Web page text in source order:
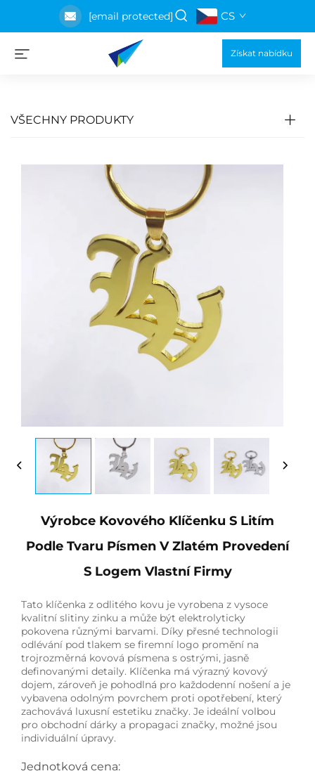
[email protected] CS
Získat nabídku
VŠECHNY PRODUKTY
Výrobce Kovového Klíčenku S Litím
Podle Tvaru Písmen V Zlatém Provedení
S Logem Vlastní Firmy
Tato klíčenka z odlitého kovu je vyrobena z vysoce
kvalitní slitiny zinku a může být elektrolyticky
pokovena různými barvami. Díky přesné technologii
odlévání pod tlakem se firemní logo promění na
trojrozměrná kovová písmena s ostrými, jasně
definovanými detaily. Klíčenka má výrazný kovový
dojem, zároveň je pohodlná pro každodenní nošení a je
vybavena odolným povrchem proti opotřebení, který
zachovává luxusní estetiku značky. Je ideální volbou
pro obchodní dárky a propagaci značky, možné jsou
individuální úpravy.
Jednotková cena: